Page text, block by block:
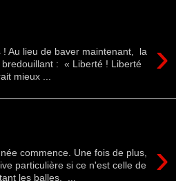
›
! Au lieu de baver maintenant, la
bredouillant : « Liberté ! Liberté
mieux ...
›
commence. Une fois de plus,
particulière si ce n'est celle de
les balles. ...